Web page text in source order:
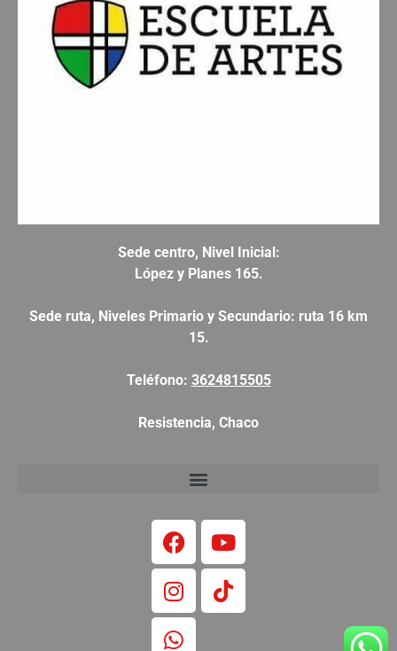
Sede centro, Nivel Inicial:
López y Planes 165.
Sede ruta, Niveles Primario y Secundario: ruta 16 km
15.
Teléfono: 3624815505
Resistencia, Chaco